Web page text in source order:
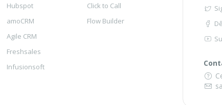
Hubspot
amoCRM
Agile CRM
Freshsales
Infusionsoft
Click to Call
Flow Builder